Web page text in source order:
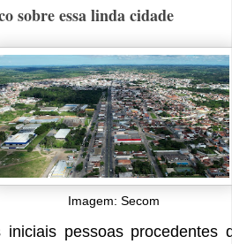
sobre essa linda cidade
Imagem: Secom
iniciais pessoas procedentes